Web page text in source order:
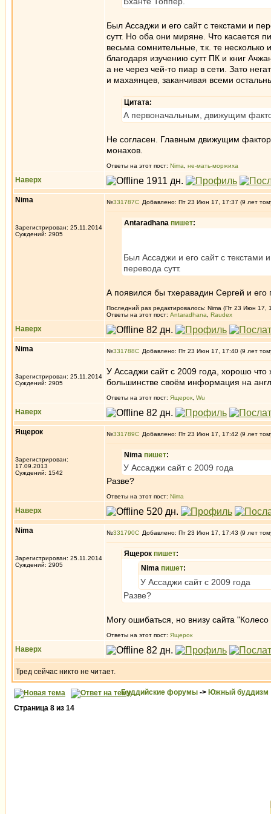
Был Ассаджи и его сайт с текстами и
сутт. Но оба они миряне. Что касается
весьма сомнительные, т.к. те
благодаря изучению сутт ПК и книг
а не через чей-то пиар в сети. Зато
и махаянцев, заканчивая всеми
Цитата:
А первоначальным, движущим
Не согласен. Главным движущим
монахов.
Ответы на этот пост: Nima не-мать-моржиха
Наверх
Nima
Зарегистрирован: 25.11.2014
Суждений: 2905
№331787 Добавлено: Пт 23 Июн 17, 17:37 (9 лет
Antaradhana пишет:
Был Ассаджи и его сайт с текстами
перевода сутт.
А появился бы тхеравадин Сергей и
Последний раз редактировалось: Nima (Пт 23 Июн 17,
Ответы на этот пост: Antaradhana Raudex
Наверх
Nima
Зарегистрирован: 25.11.2014
Суждений: 2905
№331788 Добавлено: Пт 23 Июн 17, 17:40 (9 лет
У Ассаджи сайт с 2009 года, хорошо
большинстве своём информация на
Ответы на этот пост: Ящерок Wu
Наверх
Ящерок
Зарегистрирован:
17.09.2013
Суждений: 1542
№331789 Добавлено: Пт 23 Июн 17, 17:42 (9 лет
Nima пишет:
У Ассаджи сайт с 2009 года
Разве?
Ответы на этот пост: Nima
Наверх
Nima
Зарегистрирован: 25.11.2014
Суждений: 2905
№331790 Добавлено: Пт 23 Июн 17, 17:43 (9 лет
Ящерок пишет:
Nima пишет:
У Ассаджи сайт с 2009 года
Разве?
Могу ошибаться, но внизу сайта
Ответы на этот пост: Ящерок
Наверх
Тред сейчас никто не читает.
Буддийские форумы -> Южный буддизм
Страница 8 из 14